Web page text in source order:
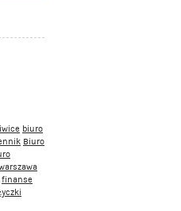
biuro
Biuro
finanse